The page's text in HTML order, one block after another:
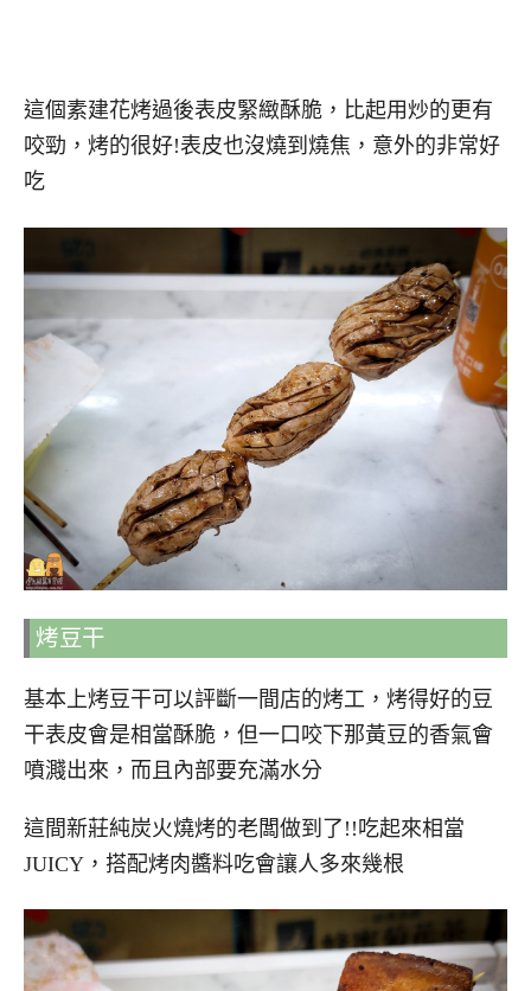
這個素建花烤過後表皮緊緻酥脆，比起用炒的更有
咬勁，烤的很好!表皮也沒燒到燒焦，意外的非常好
吃
烤豆干
基本上烤豆干可以評斷一間店的烤工，烤得好的豆
干表皮會是相當酥脆，但一口咬下那黃豆的香氣會
噴濺出來，而且內部要充滿水分
這間新莊純炭火燒烤的老闆做到了!!吃起來相當
JUICY，搭配烤肉醬料吃會讓人多來幾根